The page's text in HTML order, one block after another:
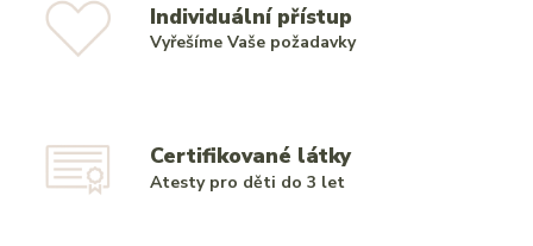
Individuální přístup
Vyřešíme Vaše požadavky
Certifikované látky
Atesty pro děti do 3 let